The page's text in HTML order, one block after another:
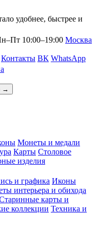
удобнее, быстрее и
10:00–19:00 Москва
Контакты ВК WhatsApp
→
Монеты и медали
Карты Столовое
изделия
и графика Иконы
интерьера и обихода
карты и
коллекции Техника и